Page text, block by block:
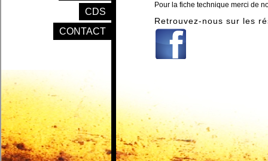
CDS
CONTACT
Pour la fiche technique merci de
Retrouvez-nous sur les